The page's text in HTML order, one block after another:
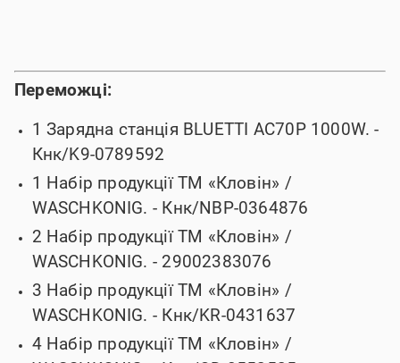
Переможці:
1 Зарядна станція BLUETTI AC70P 1000W. -
Кнк/K9-0789592
1 Набір продукції ТМ «Кловін» /
WASCHKONIG. - Кнк/NBP-0364876
2 Набір продукції ТМ «Кловін» /
WASCHKONIG. - 29002383076
3 Набір продукції ТМ «Кловін» /
WASCHKONIG. - Кнк/KR-0431637
4 Набір продукції ТМ «Кловін» /